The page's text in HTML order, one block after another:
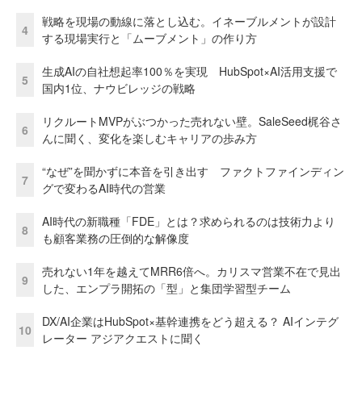
4
戦略を現場の動線に落とし込む。イネーブルメントが設計
する現場実行と「ムーブメント」の作り方
5
生成AIの自社想起率100％を実現 HubSpot×AI活用支援で
国内1位、ナウビレッジの戦略
6
リクルートMVPがぶつかった売れない壁。SaleSeed梶谷さ
んに聞く、変化を楽しむキャリアの歩み方
7
“なぜ”を聞かずに本音を引き出す ファクトファインディン
グで変わるAI時代の営業
8
AI時代の新職種「FDE」とは？求められるのは技術力より
も顧客業務の圧倒的な解像度
9
売れない1年を越えてMRR6倍へ。カリスマ営業不在で見出
した、エンプラ開拓の「型」と集団学習型チーム
10
DX/AI企業はHubSpot×基幹連携をどう超える？ AIインテグ
レーター アジアクエストに聞く